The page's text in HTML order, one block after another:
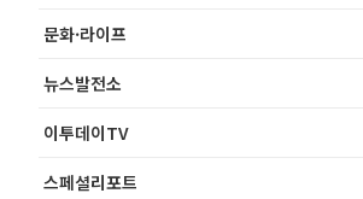
문화·라이프
뉴스발전소
이투데이TV
스페셜리포트